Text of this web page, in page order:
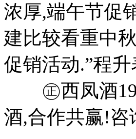
浓厚,端午节促
建比较看重中
促销活动.”程升
㊣西凤酒
酒,合作共赢!咨